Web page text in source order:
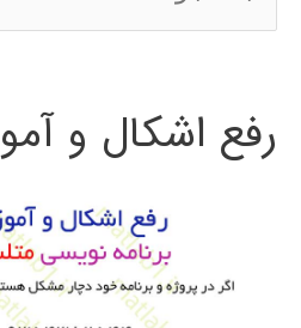
س
ج
رفع اشکال و